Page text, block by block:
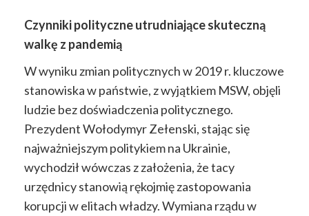
Czynniki polityczne utrudniające skuteczną
walkę z pandemią
W wyniku zmian politycznych w 2019 r. kluczowe
stanowiska w państwie, z wyjątkiem MSW, objęli
ludzie bez doświadczenia politycznego.
Prezydent Wołodymyr Zełenski, stając się
najważniejszym politykiem na Ukrainie,
wychodził wówczas z założenia, że tacy
urzędnicy stanowią rękojmię zastopowania
korupcji w elitach władzy. Wymiana rządu w